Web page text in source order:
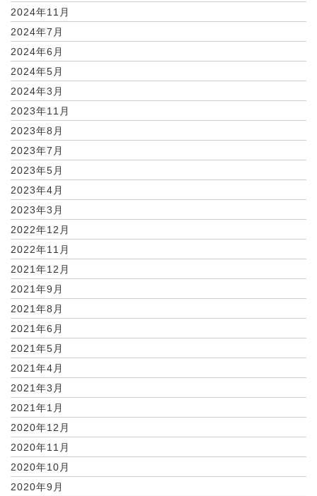
2024年11月
2024年7月
2024年6月
2024年5月
2024年3月
2023年11月
2023年8月
2023年7月
2023年5月
2023年4月
2023年3月
2022年12月
2022年11月
2021年12月
2021年9月
2021年8月
2021年6月
2021年5月
2021年4月
2021年3月
2021年1月
2020年12月
2020年11月
2020年10月
2020年9月